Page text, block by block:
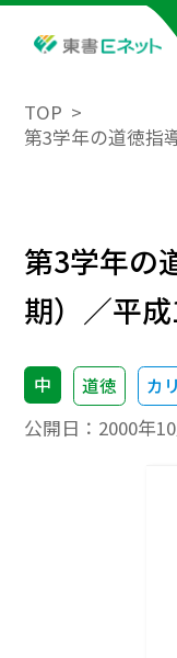
TOP
第3学年の道徳指
第3学年の
期）／平
中 道徳 カ
公開日： 2000年